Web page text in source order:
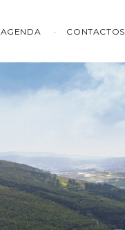
AGENDA CONTACTOS